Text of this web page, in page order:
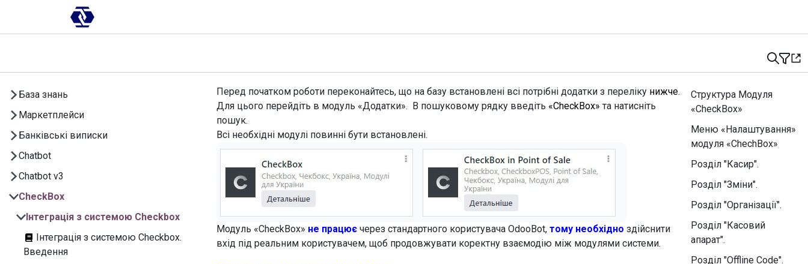
База знань
Маркетплейси
Банківські виписки
Chatbot
Chatbot v3
CheckBox
Інтеграція з системою Checkbox
Інтеграція з системою Checkbox.
Введення
Перед початком роботи переконайтесь, що на базу встановлені всі потрібні додатки з переліку нижче.
Для цього перейдіть в модуль «Додатки». В пошуковому рядку введіть «CheckBox» та натисніть
пошук.
Всі необхідні модулі повинні бути встановлені.
Модуль «CheckBox» не працює через стандартного користувача OdooBot, тому необхідно здійснити
вхід під реальним користувачем, щоб продовжувати коректну взаємодію між модулями системи.
Структура Модуля
«CheckBox»
Меню «Налаштування»
модуля «ChechBox»
Розділ "Касир".
Розділ "Зміни".
Розділ "Організації".
Розділ "Касовий
апарат".
Розділ "Offline Code".